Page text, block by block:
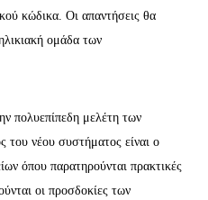
κώδικα. Οι απαντήσεις θα
ομάδα των
πολυεπίπεδη μελέτη των
του νέου συστήματος είναι ο
όπου παρατηρούνται πρακτικές
οι προσδοκίες των